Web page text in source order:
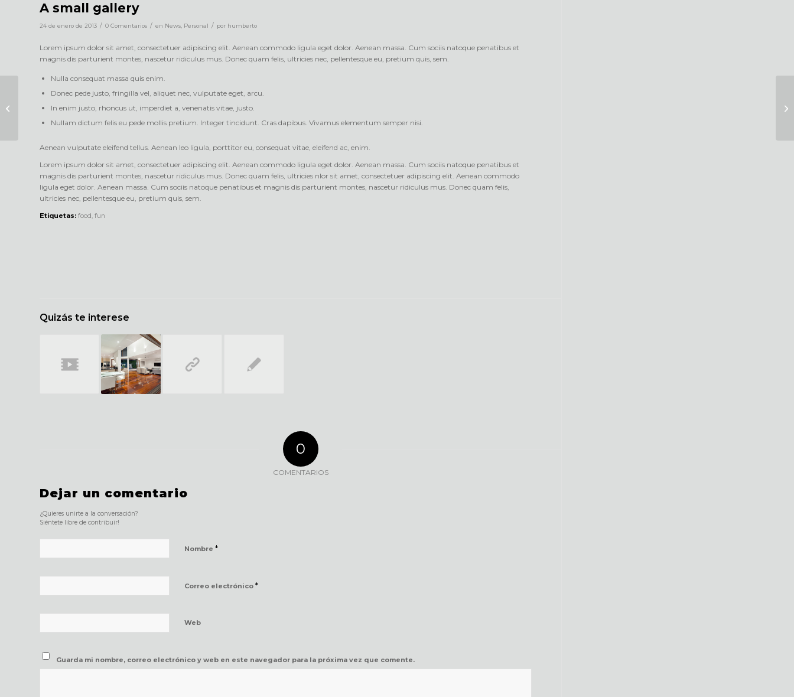
A small gallery
24 de enero de 2013 / 0 Comentarios / en News, Personal / por humberto
Lorem ipsum dolor sit amet, consectetuer adipiscing elit. Aenean commodo ligula eget dolor. Aenean massa. Cum sociis natoque penatibus et
magnis dis parturient montes, nascetur ridiculus mus. Donec quam felis, ultricies nec, pellentesque eu, pretium quis, sem.
Nulla consequat massa quis enim.
Donec pede justo, fringilla vel, aliquet nec, vulputate eget, arcu.
In enim justo, rhoncus ut, imperdiet a, venenatis vitae, justo.
Nullam dictum felis eu pede mollis pretium. Integer tincidunt. Cras dapibus. Vivamus elementum semper nisi.
Aenean vulputate eleifend tellus. Aenean leo ligula, porttitor eu, consequat vitae, eleifend ac, enim.
Lorem ipsum dolor sit amet, consectetuer adipiscing elit. Aenean commodo ligula eget dolor. Aenean massa. Cum sociis natoque penatibus et
magnis dis parturient montes, nascetur ridiculus mus. Donec quam felis, ultricies nlor sit amet, consectetuer adipiscing elit. Aenean commodo
ligula eget dolor. Aenean massa. Cum sociis natoque penatibus et magnis dis parturient montes, nascetur ridiculus mus. Donec quam felis,
ultricies nec, pellentesque eu, pretium quis, sem.
Etiquetas: food, fun
Quizás te interese
0
COMENTARIOS
Dejar un comentario
¿Quieres unirte a la conversación?
Siéntete libre de contribuir!
Nombre *
Correo electrónico *
Web
Guarda mi nombre, correo electrónico y web en este navegador para la próxima vez que comente.
This is a post with post type «Link»